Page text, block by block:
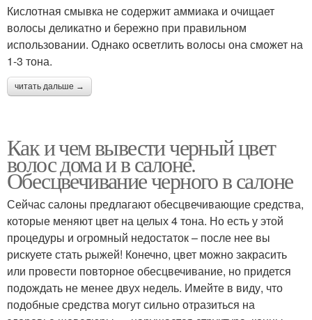
Кислотная смывка не содержит аммиака и очищает
волосы деликатно и бережно при правильном
использовании. Однако осветлить волосы она сможет на
1-3 тона.
читать дальше →
Как и чем вывести черный цвет
волос дома и в салоне.
Обесцвечивание черного в салоне
Сейчас салоны предлагают обесцвечивающие средства,
которые меняют цвет на целых 4 тона. Но есть у этой
процедуры и огромный недостаток – после нее вы
рискуете стать рыжей! Конечно, цвет можно закрасить
или провести повторное обесцвечивание, но придется
подождать не менее двух недель. Имейте в виду, что
подобные средства могут сильно отразиться на